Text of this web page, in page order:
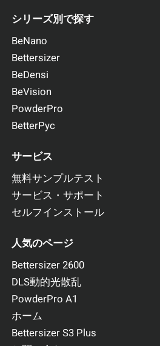
シリーズ別で探す
BeNano
Bettersizer
BeDensi
BeVision
PowderPro
BetterPyc
サービス
無料サンプルテスト
サービス・サポート
セルフインストール
人気のページ
Bettersizer 2600
DLS動的光散乱
PowderPro A1
ホーム
Bettersizer S3 Plus